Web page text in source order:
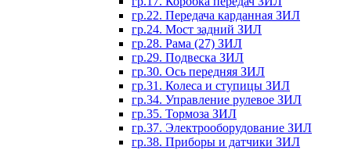
гр.22. Передача карданная ЗИЛ
гр.24. Мост задний ЗИЛ
гр.28. Рама (27) ЗИЛ
гр.29. Подвеска ЗИЛ
гр.30. Ось передняя ЗИЛ
гр.31. Колеса и ступицы ЗИЛ
гр.34. Управление рулевое ЗИЛ
гр.35. Тормоза ЗИЛ
гр.37. Электрооборудование ЗИЛ
гр.38. Приборы и датчики ЗИЛ